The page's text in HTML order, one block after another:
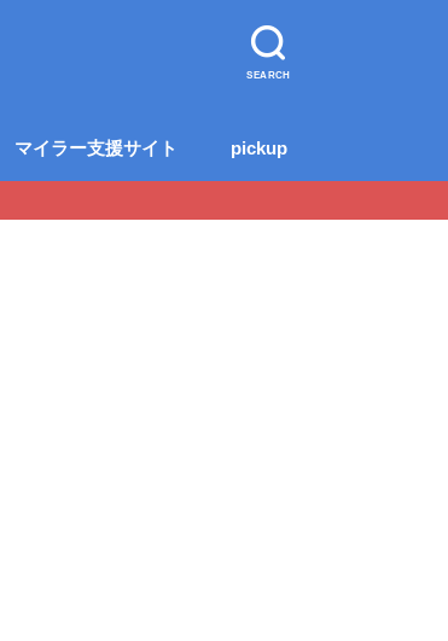
SEARCH
マイラー支援サイト pickup